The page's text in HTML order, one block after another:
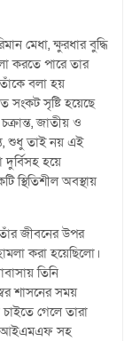
মেধা, ক্ষুরধার বুদ্ধি
করতে পারে তার
বলা হয়
সংকট সৃষ্টি হয়েছে
জাতীয় ও
শুধু তাই নয় এই
হয়ে
স্থিতিশীল অবস্থায়
জীবনের উপর
করা হয়েছিলো।
তিনি
শাসনের সময়
গেলে তারা
আইএমএফ সহ